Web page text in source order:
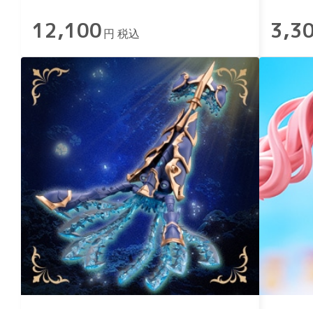
12,100 円 税込